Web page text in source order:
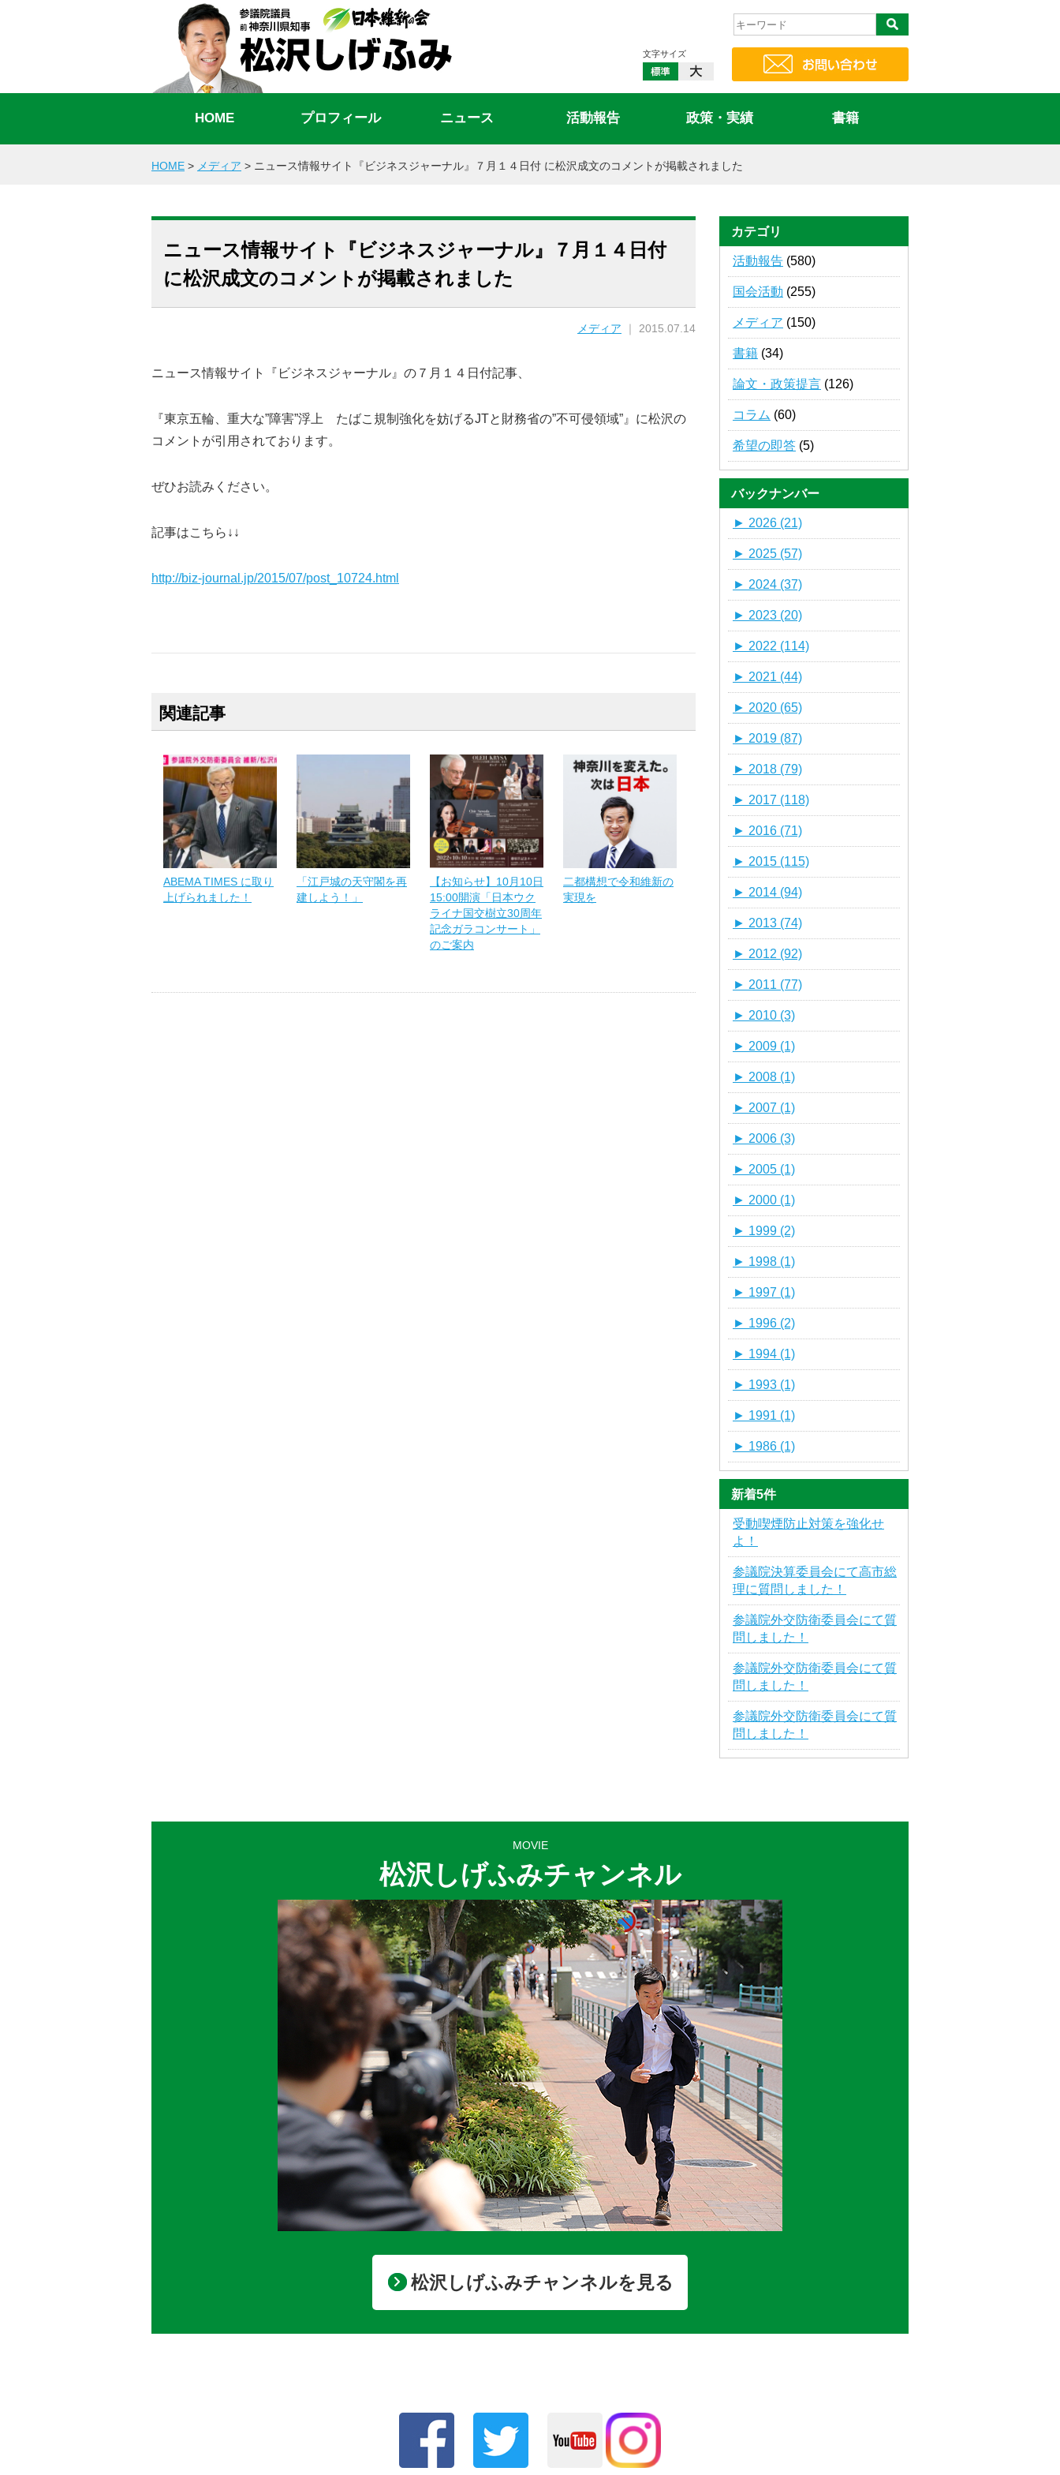
文字サイズ
HOME プロフィール ニュース 活動報告 政策・実績 書籍
HOME > メディア > ニュース情報サイト『ビジネスジャーナル』７月１４日付 に松沢成文のコメントが掲載されました
ニュース情報サイト『ビジネスジャーナル』７月１４日付
に松沢成文のコメントが掲載されました
メディア ｜ 2015.07.14
ニュース情報サイト『ビジネスジャーナル』の７月１４日付記事、
『東京五輪、重大な”障害”浮上 たばこ規制強化を妨げるJTと財務省の”不可侵領域”』に松沢の
コメントが引用されております。
ぜひお読みください。
記事はこちら↓↓
http://biz-journal.jp/2015/07/post_10724.html
関連記事
ABEMA TIMES に取り
上げられました！
「江戸城の天守閣を再
建しよう！」
【お知らせ】10月10日
15:00開演「日本ウク
ライナ国交樹立30周年
記念ガラコンサート」
のご案内
二都構想で令和維新の
実現を
カテゴリ
活動報告 (580)
国会活動 (255)
メディア (150)
書籍 (34)
論文・政策提言 (126)
コラム (60)
希望の即答 (5)
バックナンバー
► 2026 (21)
► 2025 (57)
► 2024 (37)
► 2023 (20)
► 2022 (114)
► 2021 (44)
► 2020 (65)
► 2019 (87)
► 2018 (79)
► 2017 (118)
► 2016 (71)
► 2015 (115)
► 2014 (94)
► 2013 (74)
► 2012 (92)
► 2011 (77)
► 2010 (3)
► 2009 (1)
► 2008 (1)
► 2007 (1)
► 2006 (3)
► 2005 (1)
► 2000 (1)
► 1999 (2)
► 1998 (1)
► 1997 (1)
► 1996 (2)
► 1994 (1)
► 1993 (1)
► 1991 (1)
► 1986 (1)
新着5件
受動喫煙防止対策を強化せ
よ！
参議院決算委員会にて高市総
理に質問しました！
参議院外交防衛委員会にて質
問しました！
参議院外交防衛委員会にて質
問しました！
参議院外交防衛委員会にて質
問しました！
MOVIE
松沢しげふみチャンネル
松沢しげふみチャンネルを見る